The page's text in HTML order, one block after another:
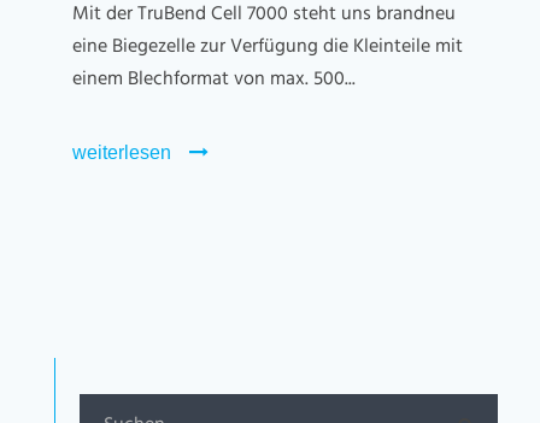
Mit der TruBend Cell 7000 steht uns brandneu
eine Biegezelle zur Verfügung die Kleinteile mit
einem Blechformat von max. 500...
weiterlesen